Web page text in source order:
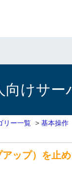
けサー
リー一覧 > 基本操作
ップ）を止